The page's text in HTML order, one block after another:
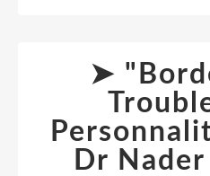
➤
Dr